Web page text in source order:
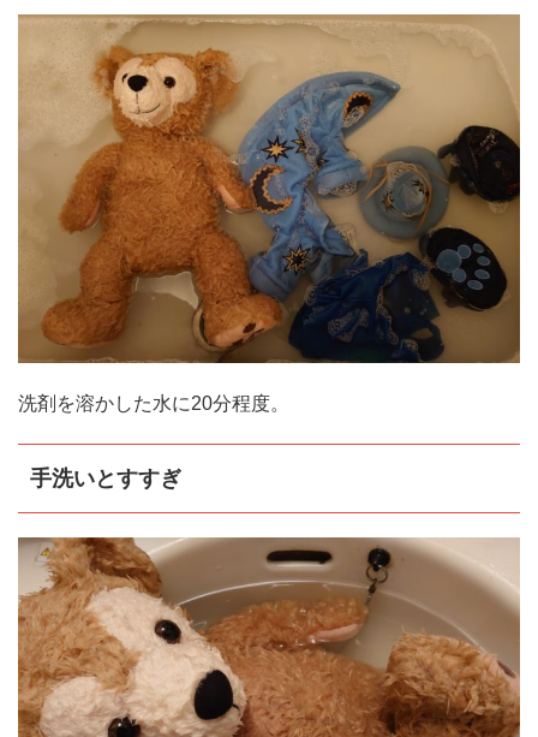
洗剤を溶かした水に20分程度。
手洗いとすすぎ